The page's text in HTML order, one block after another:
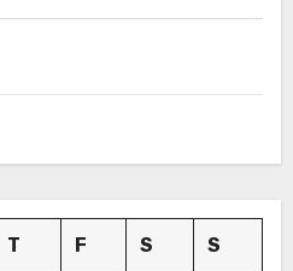
T F S S